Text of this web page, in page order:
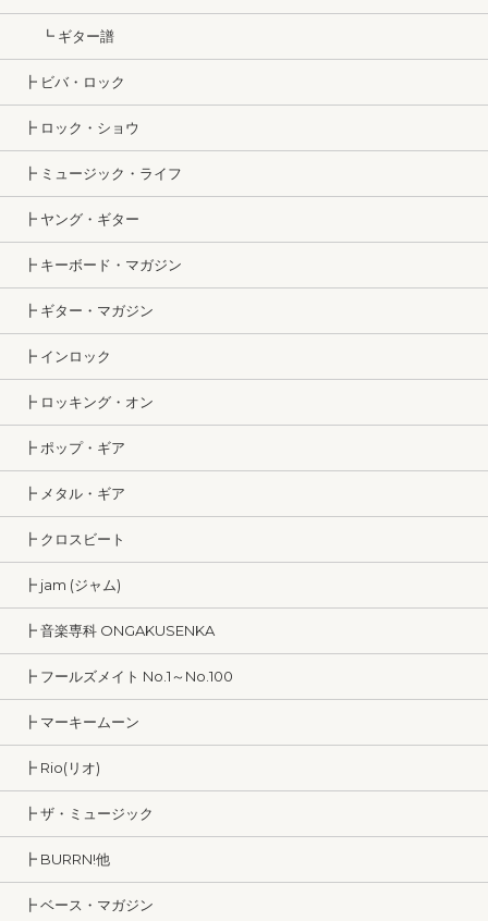
┗ ギター譜
┣ ビバ・ロック
┣ ロック・ショウ
┣ ミュージック・ライフ
┣ ヤング・ギター
┣ キーボード・マガジン
┣ ギター・マガジン
┣ インロック
┣ ロッキング・オン
┣ ポップ・ギア
┣ メタル・ギア
┣ クロスビート
┣ jam (ジャム)
┣ 音楽専科 ONGAKUSENKA
┣ フールズメイト No.1～No.100
┣ マーキームーン
┣ Rio(リオ)
┣ ザ・ミュージック
┣ BURRN!他
┣ ベース・マガジン